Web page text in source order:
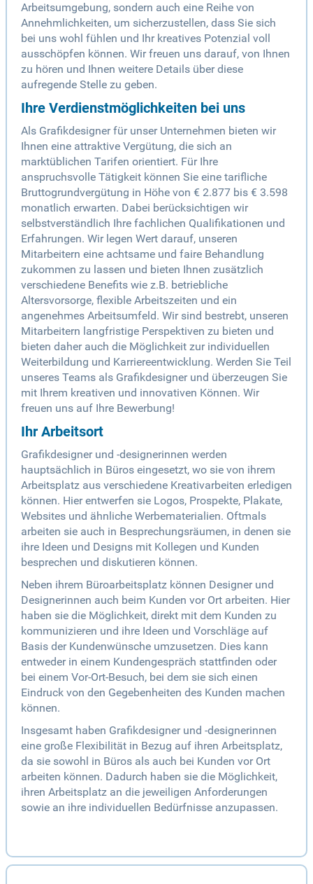
Arbeitsumgebung, sondern auch eine Reihe von
Annehmlichkeiten, um sicherzustellen, dass Sie sich
bei uns wohl fühlen und Ihr kreatives Potenzial voll
ausschöpfen können. Wir freuen uns darauf, von Ihnen
zu hören und Ihnen weitere Details über diese
aufregende Stelle zu geben.
Ihre Verdienstmöglichkeiten bei uns
Als Grafikdesigner für unser Unternehmen bieten wir
Ihnen eine attraktive Vergütung, die sich an
marktüblichen Tarifen orientiert. Für Ihre
anspruchsvolle Tätigkeit können Sie eine tarifliche
Bruttogrundvergütung in Höhe von € 2.877 bis € 3.598
monatlich erwarten. Dabei berücksichtigen wir
selbstverständlich Ihre fachlichen Qualifikationen und
Erfahrungen. Wir legen Wert darauf, unseren
Mitarbeitern eine achtsame und faire Behandlung
zukommen zu lassen und bieten Ihnen zusätzlich
verschiedene Benefits wie z.B. betriebliche
Altersvorsorge, flexible Arbeitszeiten und ein
angenehmes Arbeitsumfeld. Wir sind bestrebt, unseren
Mitarbeitern langfristige Perspektiven zu bieten und
bieten daher auch die Möglichkeit zur individuellen
Weiterbildung und Karriereentwicklung. Werden Sie Teil
unseres Teams als Grafikdesigner und überzeugen Sie
mit Ihrem kreativen und innovativen Können. Wir
freuen uns auf Ihre Bewerbung!
Ihr Arbeitsort
Grafikdesigner und -designerinnen werden
hauptsächlich in Büros eingesetzt, wo sie von ihrem
Arbeitsplatz aus verschiedene Kreativarbeiten erledigen
können. Hier entwerfen sie Logos, Prospekte, Plakate,
Websites und ähnliche Werbematerialien. Oftmals
arbeiten sie auch in Besprechungsräumen, in denen sie
ihre Ideen und Designs mit Kollegen und Kunden
besprechen und diskutieren können.
Neben ihrem Büroarbeitsplatz können Designer und
Designerinnen auch beim Kunden vor Ort arbeiten. Hier
haben sie die Möglichkeit, direkt mit dem Kunden zu
kommunizieren und ihre Ideen und Vorschläge auf
Basis der Kundenwünsche umzusetzen. Dies kann
entweder in einem Kundengespräch stattfinden oder
bei einem Vor-Ort-Besuch, bei dem sie sich einen
Eindruck von den Gegebenheiten des Kunden machen
können.
Insgesamt haben Grafikdesigner und -designerinnen
eine große Flexibilität in Bezug auf ihren Arbeitsplatz,
da sie sowohl in Büros als auch bei Kunden vor Ort
arbeiten können. Dadurch haben sie die Möglichkeit,
ihren Arbeitsplatz an die jeweiligen Anforderungen
sowie an ihre individuellen Bedürfnisse anzupassen.